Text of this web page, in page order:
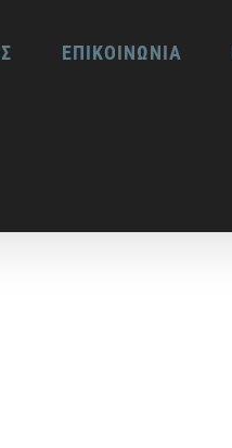
ΕΠΙΚΟΙΝΩΝΙΑ